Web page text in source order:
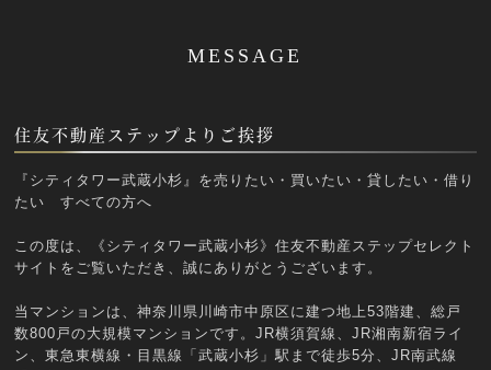
MESSAGE
住友不動産ステップよりご挨拶
『シティタワー武蔵小杉』を売りたい・買いたい・貸したい・借り
たい すべての方へ
この度は、《シティタワー武蔵小杉》住友不動産ステップセレクト
サイトをご覧いただき、誠にありがとうございます。
当マンションは、神奈川県川崎市中原区に建つ地上53階建、総戸
数800戸の大規模マンションです。JR横須賀線、JR湘南新宿ライ
ン、東急東横線・目黒線「武蔵小杉」駅まで徒歩5分、JR南武線